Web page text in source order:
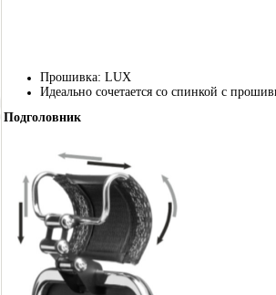
Прошивка: LUX
Идеально сочетается со спинкой с
Подголовник